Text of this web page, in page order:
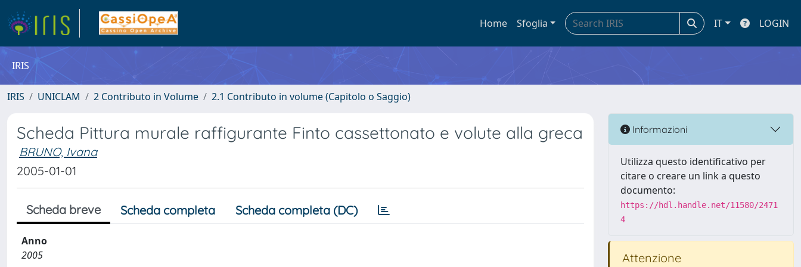
Home Sfoglia IT LOGIN
IRIS
IRIS UNICLAM 2 Contributo in Volume 2.1 Contributo in volume (Capitolo o Saggio)
Scheda Pittura murale raffigurante Finto cassettonato e volute alla greca
BRUNO, Ivana
2005-01-01
Scheda breve Scheda completa Scheda completa (DC)
Anno
2005
Informazioni
Utilizza questo identificativo per
citare o creare un link a questo
documento:
https://hdl.handle.net/11580/2471
4
Attenzione